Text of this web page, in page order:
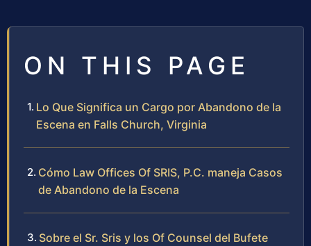
ON THIS PAGE
Lo Que Significa un Cargo por Abandono de la
Escena en Falls Church, Virginia
Cómo Law Offices Of SRIS, P.C. maneja Casos
de Abandono de la Escena
Sobre el Sr. Sris y los Of Counsel del Bufete